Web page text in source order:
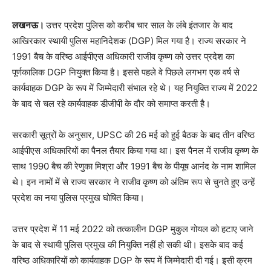
लखनऊ।उत्तर प्रदेश पुलिस को करीब चार साल के लंबे इंतजार के बाद
आखिरकार स्थायी पुलिस महानिदेशक (DGP) मिल गया है। राज्य सरकार ने
1991 बैच के वरिष्ठ आईपीएस अधिकारी राजीव कृष्ण को उत्तर प्रदेश का
पूर्णकालिक DGP नियुक्त किया है। इससे पहले वे पिछले लगभग एक वर्ष से
कार्यवाहक DGP के रूप में जिम्मेदारी संभाल रहे थे। यह नियुक्ति राज्य में 2022
के बाद से चल रहे कार्यवाहक डीजीपी के दौर को समाप्त करती है।
सरकारी सूत्रों के अनुसार, UPSC की 26 मई को हुई बैठक के बाद तीन वरिष्ठ
आईपीएस अधिकारियों का पैनल तैयार किया गया था। इस पैनल में राजीव कृष्ण के
साथ 1990 बैच की रेणुका मिश्रा और 1991 बैच के पीयूष आनंद के नाम शामिल
थे। इन नामों में से राज्य सरकार ने राजीव कृष्ण को अंतिम रूप से चुनते हुए उन्हें
प्रदेश का नया पुलिस प्रमुख घोषित किया।
उत्तर प्रदेश में 11 मई 2022 को तत्कालीन DGP मुकुल गोयल को हटाए जाने
के बाद से स्थायी पुलिस प्रमुख की नियुक्ति नहीं हो सकी थी। इसके बाद कई
वरिष्ठ अधिकारियों को कार्यवाहक DGP के रूप में जिम्मेदारी दी गई। इसी क्रम